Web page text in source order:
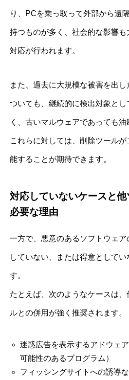
り、PCを乗っ取って外部から遠
持つものが多く、社会的な影響
対応が行われます。
また、過去に大規模な被害を出
ついても、継続的に検出対象と
く、古いマルウェアであっても油
これらに対しては、削除ツール
能することが期待できます。
対応していないケースと
必要な理由
一方で、悪意のあるソフトウェ
していない、または得意としてい
す。
たとえば、次のようなケースは
ルとの併用が強く推奨されます。
迷惑広告を表示するアドウェ
可能性のあるプログラム）
フィッシングサイトへの誘導